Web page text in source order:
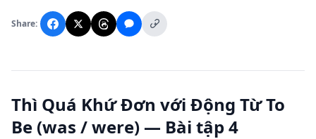
Share:
Thì Quá Khứ Đơn với Động Từ To
Be (was / were) — Bài tập 4